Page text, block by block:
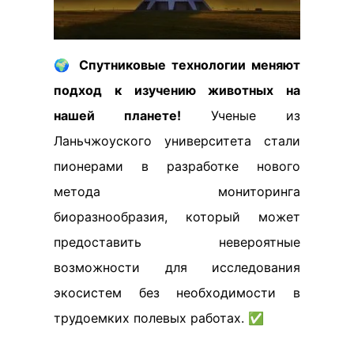
🌍 Спутниковые технологии меняют
подход к изучению животных на
нашей планете! Ученые из
Ланьчжоуского университета стали
пионерами в разработке нового
метода мониторинга
биоразнообразия, который может
предоставить невероятные
возможности для исследования
экосистем без необходимости в
трудоемких полевых работах. ✅